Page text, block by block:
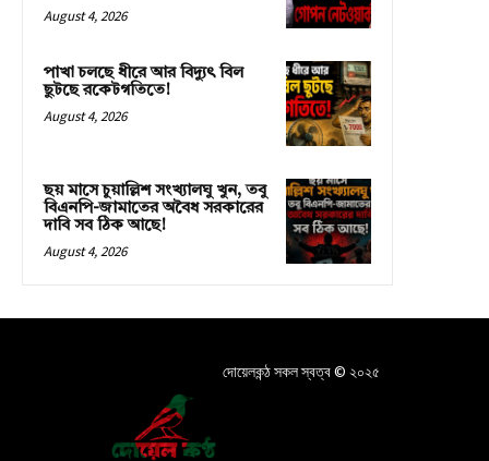
August 4, 2026
পাখা চলছে ধীরে আর বিদ্যুৎ বিল
ছুটছে রকেটগতিতে!
August 4, 2026
ছয় মাসে চুয়াল্লিশ সংখ্যালঘু খুন, তবু
বিএনপি-জামাতের অবৈধ সরকারের
দাবি সব ঠিক আছে!
August 4, 2026
দোয়েলকন্ঠ সকল স্বত্ব © ২০২৫